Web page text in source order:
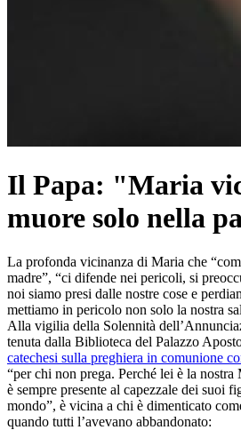
Il Papa: "Maria
muore solo nella
La profonda vicinanza di Maria che
madre”, “ci difende nei pericoli, si
noi siamo presi dalle nostre cose e
mettiamo in pericolo non solo la nostra
Alla vigilia della Solennità
tenuta dalla Biblioteca del Palazzo
catechesi sulla preghiera in comunione
“per chi non prega. Perché lei è la
è sempre presente al capezzale dei suoi
mondo”, è vicina a chi è dimenticato
quando tutti l’avevano abbandonato: